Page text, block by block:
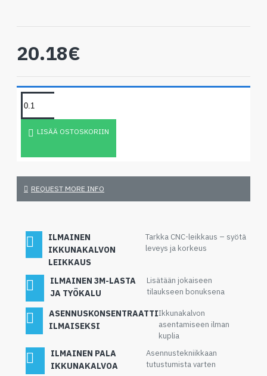
20.18€
LISÄÄ OSTOSKORIIN
REQUEST MORE INFO
ILMAINEN
IKKUNAKALVON
LEIKKAUS
Tarkka CNC-leikkaus – syötä
leveys ja korkeus
ILMAINEN 3M-LASTA
JA TYÖKALU
Lisätään jokaiseen
tilaukseen bonuksena
ASENNUSKONSENTRAATTI
ILMAISEKSI
Ikkunakalvon
asentamiseen ilman
kuplia
ILMAINEN PALA
IKKUNAKALVOA
Asennustekniikkaan
tutustumista varten